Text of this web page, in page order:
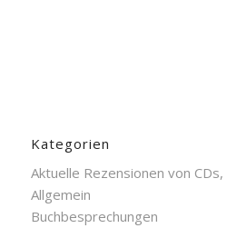
Kategorien
Aktuelle Rezensionen von CDs,
Allgemein
Buchbesprechungen